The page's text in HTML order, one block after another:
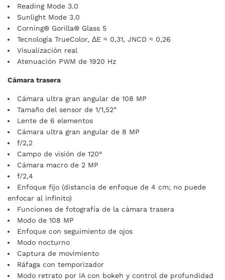
Reading Mode 3.0
Sunlight Mode 3.0
Corning® Gorilla® Glass 5
Tecnología TrueColor, ΔE ≈ 0,31, JNCD ≈ 0,26
Visualización real
Atenuación PWM de 1920 Hz
Cámara trasera
Cámara ultra gran angular de 108 MP
Tamaño del sensor de 1/1,52”
Lente de 6 elementos
Cámara ultra gran angular de 8 MP
f/2,2
Campo de visión de 120°
Cámara macro de 2 MP
f/2,4
Enfoque fijo (distancia de enfoque de 4 cm; no puede
enfocar al infinito)
Funciones de fotografía de la cámara trasera
Modo de 108 MP
Enfoque con seguimiento de ojos
Modo nocturno
Captura de movimiento
Ráfaga con temporizador
Modo retrato por IA con bokeh y control de profundidad